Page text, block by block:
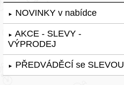
► NOVINKY v nabídce
► AKCE - SLEVY -
VÝPRODEJ
► PŘEDVÁDĚCÍ se SLEVOU